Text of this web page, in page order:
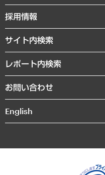
GRC（ガバナンス・リスク・コン
経済・産業・雇用・労働
まちづくり・観光・交通・スポーツ
自然資源・農林水産業・食料システ
経営用語集
受託・受注実績（官公庁関連）
メディア掲載・出演
社長メッセージ
会社概要
沿革
組織図・本部部室紹介
インドネシア現地法人
個人情報保護方針
ニュースリリース
お知らせ
採用情報
サイト内検索
レポート内検索
お問い合わせ
English